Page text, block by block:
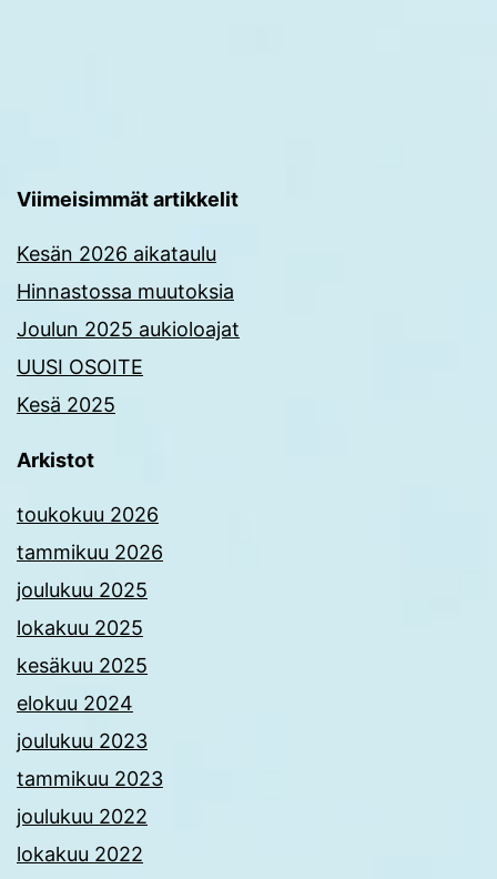
Viimeisimmät artikkelit
Kesän 2026 aikataulu
Hinnastossa muutoksia
Joulun 2025 aukioloajat
UUSI OSOITE
Kesä 2025
Arkistot
toukokuu 2026
tammikuu 2026
joulukuu 2025
lokakuu 2025
kesäkuu 2025
elokuu 2024
joulukuu 2023
tammikuu 2023
joulukuu 2022
lokakuu 2022